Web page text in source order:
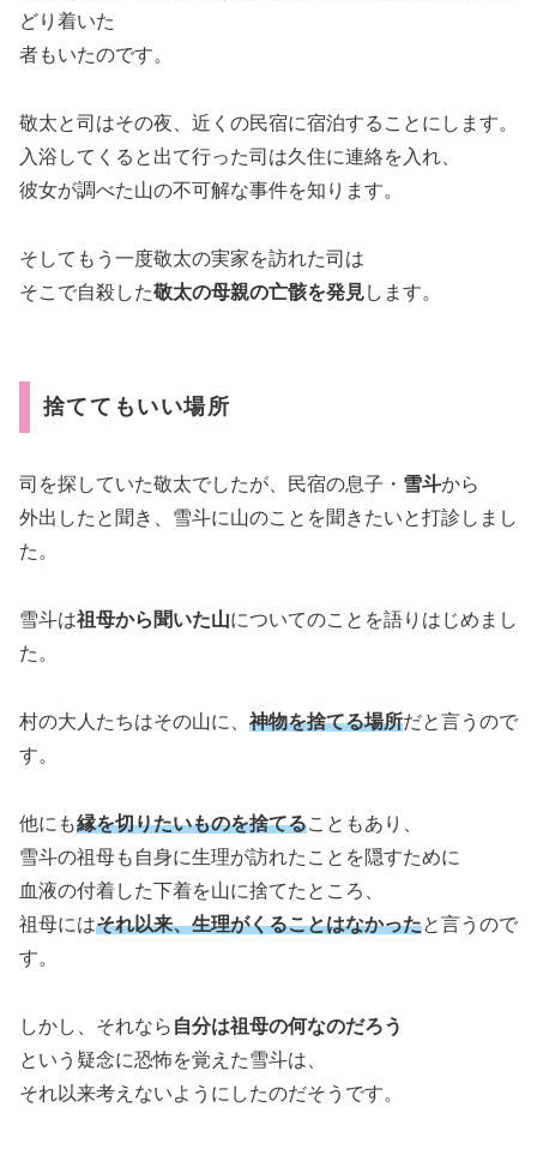
どり着いた
者もいたのです。
敬太と司はその夜、近くの民宿に宿泊することにします。
入浴してくると出て行った司は久住に連絡を入れ、
彼女が調べた山の不可解な事件を知ります。
そしてもう一度敬太の実家を訪れた司は
そこで自殺した敬太の母親の亡骸を発見します。
捨ててもいい場所
司を探していた敬太でしたが、民宿の息子・ 雪斗から
外出したと聞き、雪斗に山のことを聞きたいと打診しまし
た。
雪斗は祖母から聞いた山についてのことを語りはじめまし
た。
村の大人たちはその山に、 神物を捨てる場所だと言うので
す。
他にも縁を切りたいものを捨てることもあり、
雪斗の祖母も自身に生理が訪れたことを隠すために
血液の付着した下着を山に捨てたところ、
祖母にはそれ以来、生理がくることはなかったと言うので
す。
しかし、それなら 自分は祖母の何なのだろう
という疑念に恐怖を覚えた雪斗は、
それ以来考えないようにしたのだそうです。